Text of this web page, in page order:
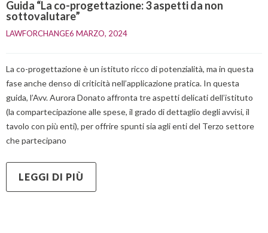
Guida “La co-progettazione: 3 aspetti da non
sottovalutare”
LAWFORCHANGE6 MARZO, 2024
La co-progettazione è un istituto ricco di potenzialità, ma in questa
fase anche denso di criticità nell’applicazione pratica. In questa
guida, l’Avv. Aurora Donato affronta tre aspetti delicati dell’istituto
(la compartecipazione alle spese, il grado di dettaglio degli avvisi, il
tavolo con più enti), per offrire spunti sia agli enti del Terzo settore
che partecipano
LEGGI DI PIÙ